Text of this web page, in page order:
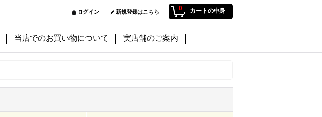
0 カートの中身
ログイン 新規登録はこちら
当店でのお買い物について 実店舗のご案内